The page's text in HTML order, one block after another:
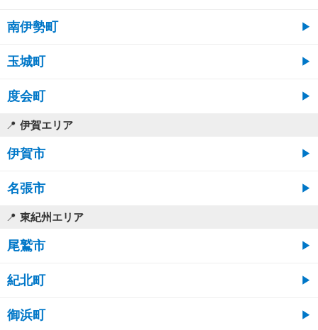
南伊勢町
玉城町
度会町
伊賀エリア
伊賀市
名張市
東紀州エリア
尾鷲市
紀北町
御浜町